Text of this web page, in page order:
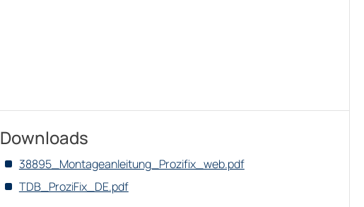
Downloads
38895_Montageanleitung_Prozifix_web.pdf
TDB_ProziFix_DE.pdf